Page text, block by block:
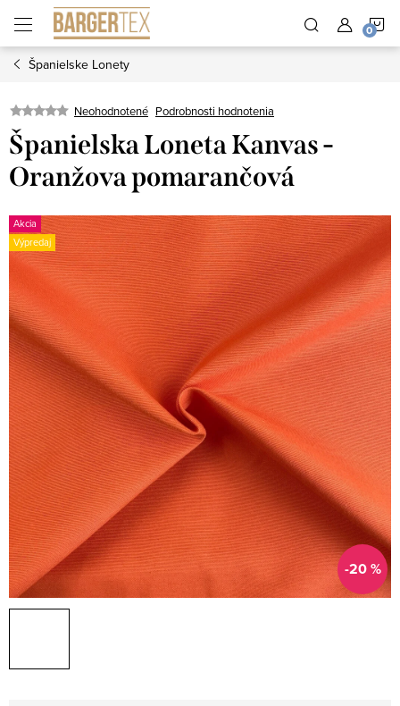
obsah
Španielske Lonety
Neohodnotené Podrobnosti hodnotenia
Španielska Loneta Kanvas -
Oranžova pomarančová
Akcia
Výpredaj
-20 %